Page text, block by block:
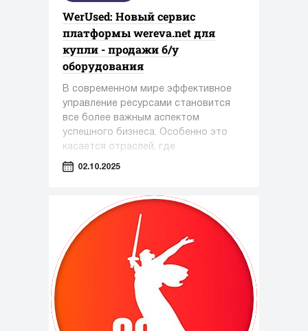
WerUsed: Новый сервис
платформы wereva.net для
купли - продажи б/у
оборудования
В современном мире эффективное
управление ресурсами становится
все более важным аспектом
успешного бизнеса. Особенно это
касается отраслей, где
оборудование играет ключевую роль
промышленность.
02.10.2025